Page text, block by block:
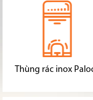
Thùng rác inox